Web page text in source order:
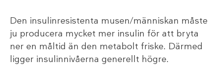
Den insulinresistenta musen/människan måste
ju producera mycket mer insulin för att bryta
ner en måltid än den metabolt friske. Därmed
ligger insulinnivåerna generellt högre.